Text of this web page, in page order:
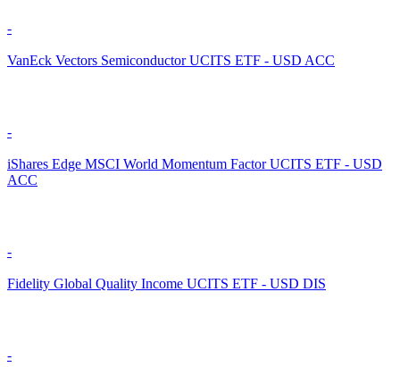
-
VanEck Vectors Semiconductor UCITS ETF - USD ACC
-
iShares Edge MSCI World Momentum Factor UCITS ETF - USD
ACC
-
Fidelity Global Quality Income UCITS ETF - USD DIS
-